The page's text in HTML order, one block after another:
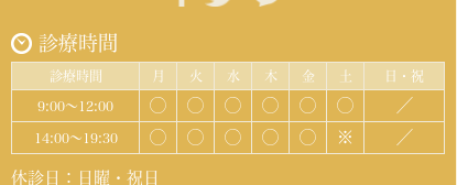
診療時間
診療時間 月 火 水 木 金 土 日・祝
9:00～12:00 ◯ ◯ ◯ ◯ ◯ ◯ ／
14:00～19:30 ◯ ◯ ◯ ◯ ◯ ※ ／
休診日：日曜・祝日